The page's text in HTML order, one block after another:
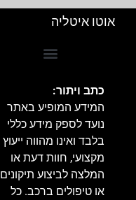
אוטו איטליה
כתב ויתור:
המידע המופיע באתר
נועד לספק מידע כללי
בלבד ואינו מהווה ייעוץ
מקצועי, חוות דעת או
המלצה לביצוע תיקונים
או טיפולים ברכב. כל